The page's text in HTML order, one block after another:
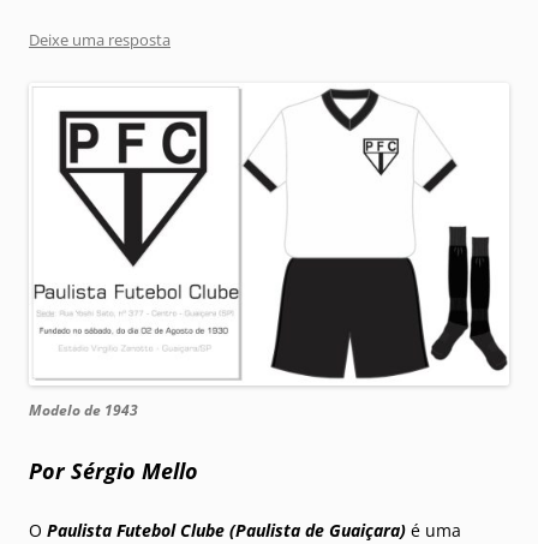
Deixe uma resposta
Modelo de 1943
Por Sérgio Mello
O Paulista Futebol Clube (Paulista de Guaiçara) é uma